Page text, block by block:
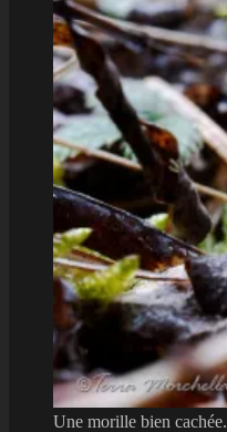
Une morille bien cachée.